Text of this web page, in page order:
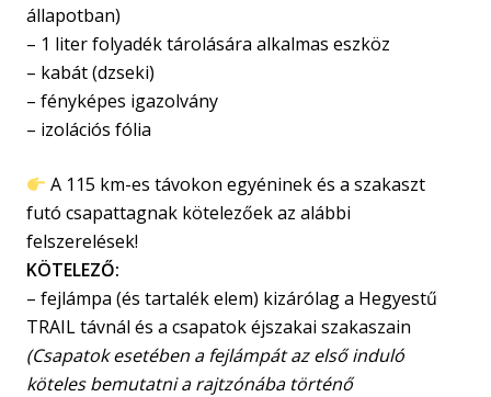
állapotban)
– 1 liter folyadék tárolására alkalmas eszköz
– kabát (dzseki)
– fényképes igazolvány
– izolációs fólia
A 115 km-es távokon egyéninek és a szakaszt
futó csapattagnak kötelezőek az alábbi
felszerelések!
KÖTELEZŐ:
– fejlámpa (és tartalék elem) kizárólag a Hegyestű
TRAIL távnál és a csapatok éjszakai szakaszain
(Csapatok esetében a fejlámpát az első induló
köteles bemutatni a rajtzónába történő